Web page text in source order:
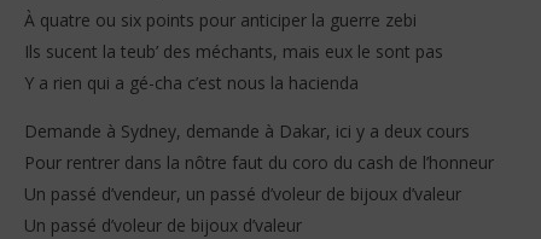
janvier
2026
Stone
À quatre ou six points pour anticiper la guerre zebi
Ils sucent la teub’ des méchants, mais eux le sont pas
Y a rien qui a gé-cha c’est nous la hacienda
Demande à Sydney, demande à Dakar, ici y a deux cours
Pour rentrer dans la nôtre faut du coro du cash de l’honneur
Un passé d’vendeur, un passé d’voleur de bijoux d’valeur
Un passé d’voleur de bijoux d’valeur